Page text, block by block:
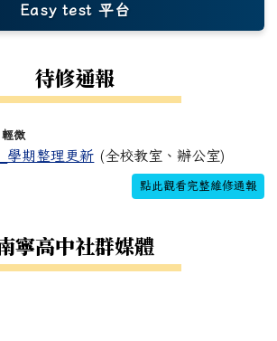
Easy test 平台
(另開新視窗)
待修通報
微
學期整理更新 (全校教室、辦公室)
點此觀看完整維修通報
寧高中社群媒體